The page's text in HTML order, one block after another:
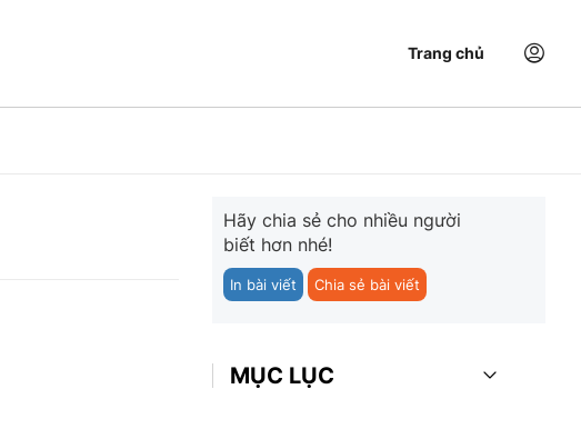
Trang chủ
Hãy chia sẻ cho nhiều người
biết hơn nhé!
In bài viết Chia sẻ bài viết
MỤC LỤC